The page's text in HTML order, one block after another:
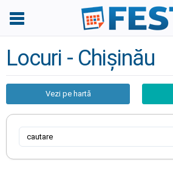
Locuri - Chișinău
Vezi pe hartă
cautare